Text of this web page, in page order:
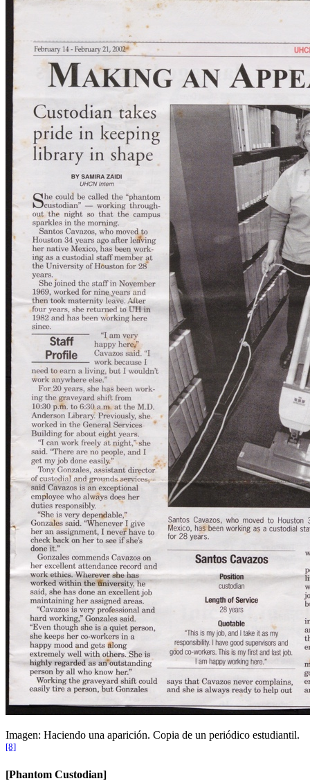
Imagen: Haciendo una aparición. Copia de un periódico estudiantil.
[8]
[Phantom Custodian]